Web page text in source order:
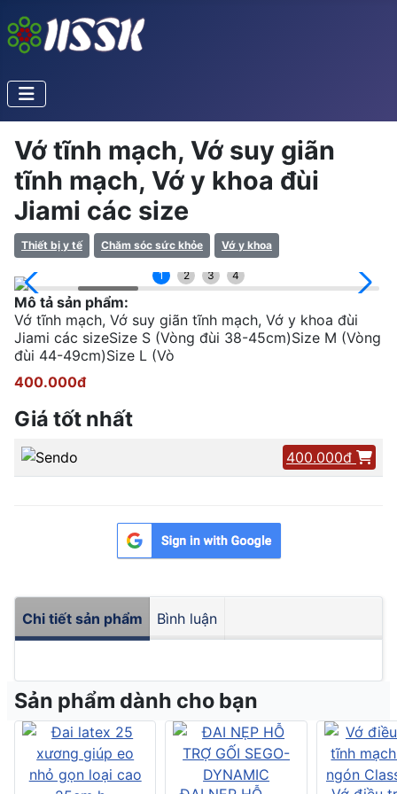
Vớ tĩnh mạch, Vớ suy giãn
tĩnh mạch, Vớ y khoa đùi
Jiami các size
Thiết bị y tế Chăm sóc sức khỏe Vớ y khoa
1 2 3 4
Mô tả sản phẩm:
Vớ tĩnh mạch, Vớ suy giãn tĩnh mạch, Vớ y khoa đùi
Jiami các sizeSize S (Vòng đùi 38-45cm)Size M (Vòng
đùi 44-49cm)Size L (Vò
400.000đ
Giá tốt nhất
400.000đ
Chi tiết sản phẩm Bình luận
Sản phẩm dành cho bạn